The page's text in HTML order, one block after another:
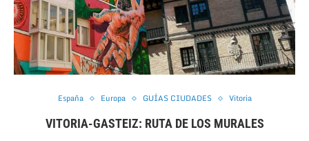
España Europa GUÍAS CIUDADES Vitoria
VITORIA-GASTEIZ: RUTA DE LOS MURALES